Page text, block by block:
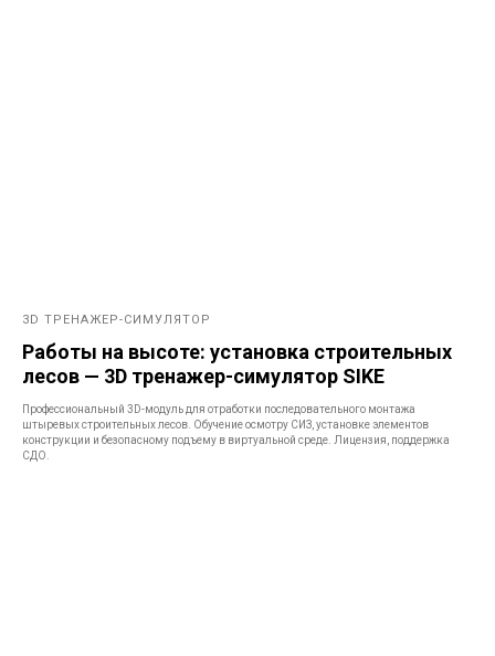
3D ТРЕНАЖЕР-СИМУЛЯТОР
Работы на высоте: установка строительных
лесов — 3D тренажер-симулятор SIKE
Профессиональный 3D-модуль для отработки последовательного монтажа
штыревых строительных лесов. Обучение осмотру СИЗ, установке элементов
конструкции и безопасному подъему в виртуальной среде. Лицензия, поддержка
СДО.